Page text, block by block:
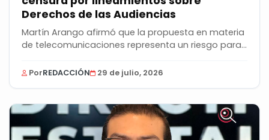
Derechos de las Audiencias
Martín Arango afirmó que la propuesta en materia
de telecomunicaciones representa un riesgo para
PorREDACCIÓN 29 de julio, 2026